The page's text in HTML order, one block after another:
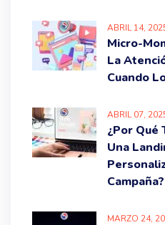
ABRIL14,
Micro-
La
Cuando
ABRIL07,
¿Por Qué
Una
Campaña?
MARZO 24,